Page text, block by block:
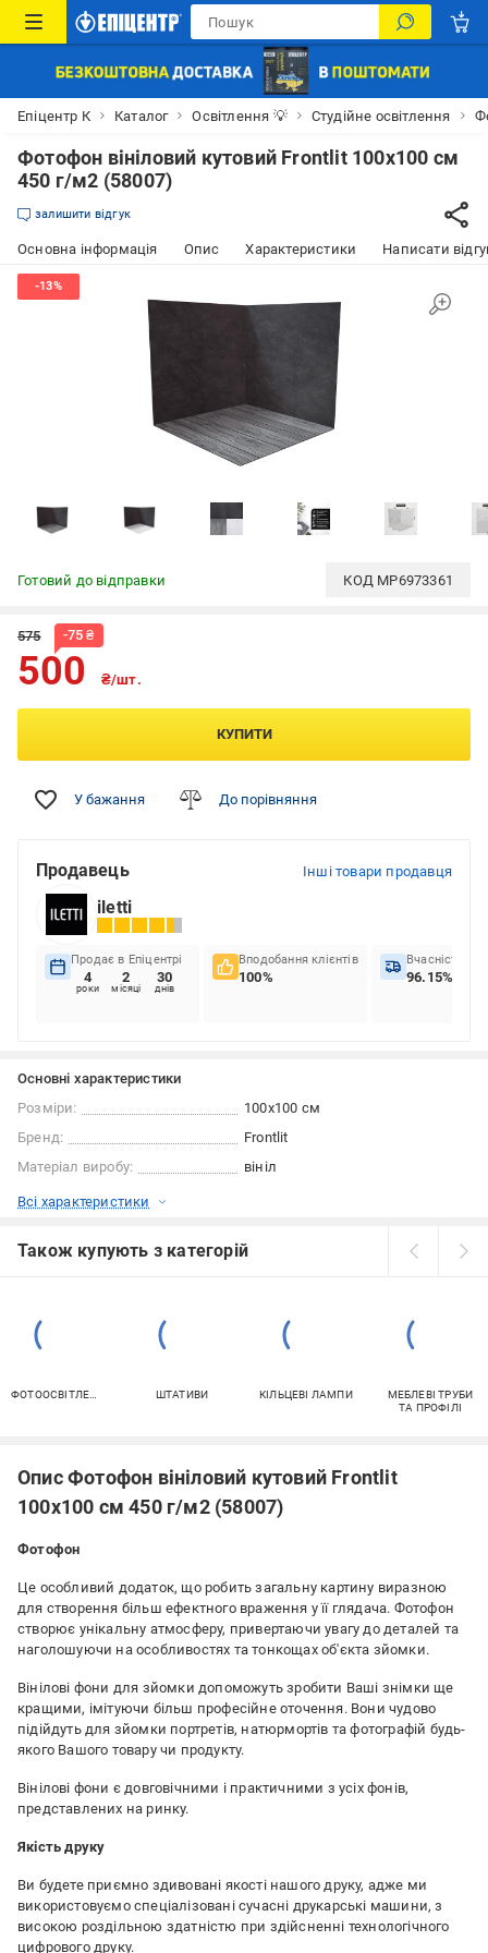
Епіцентр К Каталог Освітлення 💡 Студійне освітлення
Фотофон вініловий кутовий Frontlit 100x100 см
450 г/м2 (58007)
залишити відгук
Основна інформація Опис Характеристики Написати
Готовий до відправки КОД MP6973361
575 -75 ₴
500 ₴/шт.
КУПИТИ
У бажання До порівняння
Продавець Інші товари продавця
iletti
Продає в Епіцентрі
4
роки
2
місяці
30
днів
Вподобання клієнтів
100%
Вчасність
96.15%
Основні характеристики
Розміри:
100x100 см
Бренд:
Frontlit
Матеріал виробу:
вініл
Всі характеристики
Також купують з категорій
ШТАТИВИ КІЛЬЦЕВІ ЛАМПИ
МЕБЛЕВІ ТРУБИ
ТА ПРОФІЛІ
Опис Фотофон вініловий кутовий Frontlit
100x100 см 450 г/м2 (58007)
Фотофон
Це особливий додаток, що робить загальну картину виразною
для створення більш ефектного враження у її глядача. Фотофон
створює унікальну атмосферу, привертаючи увагу до деталей та
наголошуючи на особливостях та тонкощах об'єкта зйомки.
Вінілові фони для зйомки допоможуть зробити Ваші знімки ще
кращими, імітуючи більш професійне оточення. Вони чудово
підійдуть для зйомки портретів, натюрмортів та фотографій будь-
якого Вашого товару чи продукту.
Вінілові фони є довговічними і практичними з усіх фонів,
представлених на ринку.
Якість друку
Ви будете приємно здивовані якості нашого друку, адже ми
використовуємо спеціалізовані сучасні друкарські машини, з
високою роздільною здатністю при здійсненні технологічного
цифрового друку.